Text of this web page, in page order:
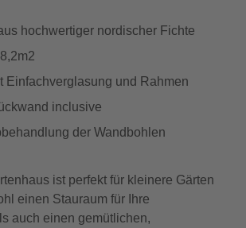
hochwertiger nordischer Fichte
Einfachverglasung und Rahmen
inclusive
der Wandbohlen
ist perfekt für kleinere Gärten
einen Stauraum für Ihre
auch einen gemütlichen,